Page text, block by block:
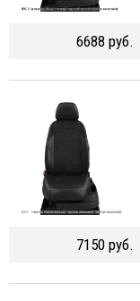
6688 руб.
7150 руб.